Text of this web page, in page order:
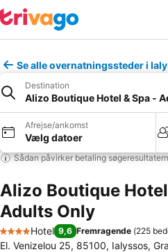
Se alle overnatningssteder i
Destination
Alizo Boutique Hotel & Spa -
Afrejse/ankomst
Vælg datoer
Sådan påvirker betaling
Alizo Boutique
Adults Only
4 Stjerner
Hotel 9,6 Fremragende (225
El. Venizelou 25, 85100, Ialyssos,